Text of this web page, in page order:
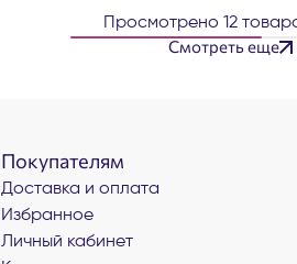
Просмотрено 12
Смотреть еще
Покупателям
Доставка и оплата
Избранное
Личный кабинет